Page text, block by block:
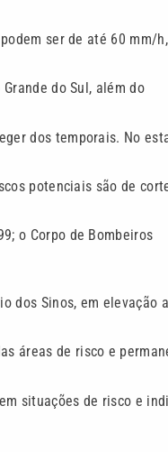
ser de até 60 mm/h,
do Sul, além do
dos temporais. No
potenciais são de
o Corpo de Bombeiros
dos Sinos, em elevação a
áreas de risco e
situações de risco e